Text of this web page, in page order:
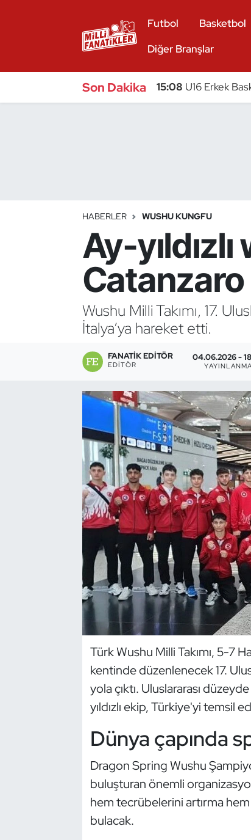
Futbol Basketbol
Diğer Branşlar
Son Dakika 15:08 U16 Erkek
HABERLER WUSHU KUNGFU
Ay-
Wushu Milli Takımı, 17.
İtalya’ya hareket etti.
FANATIK EDITÖR
EDITÖR
04.06.2026 -
Türk Wushu Milli Takımı, 5-7
kentinde düzenlenecek 17.
yola çıktı. Uluslararası
yıldızlı ekip, Türkiye'yi temsil
Dünya çapında
Dragon Spring Wushu
buluşturan önemli
hem tecrübelerini artırma hem
bulacak.
Bocce Bowling Dart
Buz Hokeyi
Cimnastik
Dans Sporları
Dövüş Sanatı